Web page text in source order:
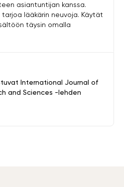
International Journal of
and Sciences -lehden
asiantuntijan kanssa.
lääkärin neuvoja. Käytät
täysin omalla